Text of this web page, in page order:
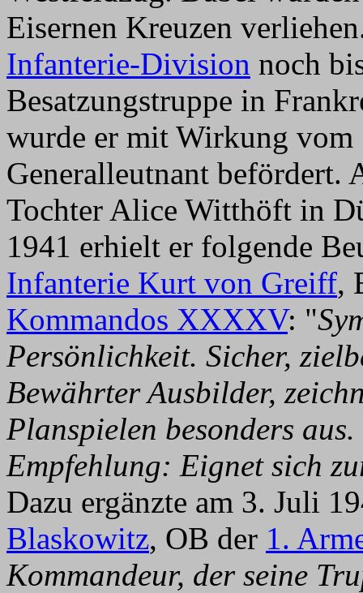
Eisernen Kreuzen
Infanterie-Division noch
Besatzungstruppe in
wurde er mit Wirkung vom
Generalleutnant befördert.
Tochter Alice Witthöft in
1941 erhielt er folgende
Infanterie Kurt von Greiff,
Kommandos XXXXV: "
Persönlichkeit. Sicher,
Bewährter Ausbilder,
Planspielen besonders
Empfehlung: Eignet sich
Dazu ergänzte am 3. Juli
Blaskowitz, OB der 1.
Kommandeur, der seine